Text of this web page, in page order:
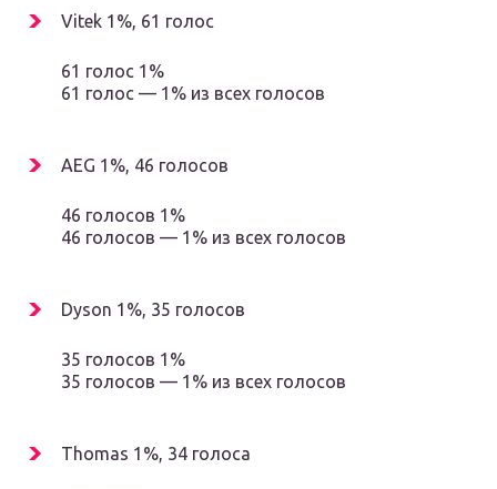
Vitek 1%, 61 голос
61 голос 1%
61 голос — 1% из всех голосов
AEG 1%, 46 голосов
46 голосов 1%
46 голосов — 1% из всех голосов
Dyson 1%, 35 голосов
35 голосов 1%
35 голосов — 1% из всех голосов
Thomas 1%, 34 голоса